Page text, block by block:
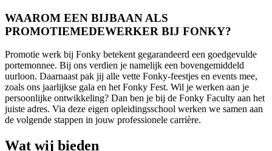
WAAROM EEN BIJBAAN ALS
PROMOTIEMEDEWERKER BIJ FONKY?
Promotie werk bij Fonky betekent gegarandeerd een goedgevulde
portemonnee. Bij ons verdien je namelijk een bovengemiddeld
uurloon. Daarnaast pak jij alle vette Fonky-feestjes en events mee,
zoals ons jaarlijkse gala en het Fonky Fest. Wil je werken aan je
persoonlijke ontwikkeling? Dan ben je bij de Fonky Faculty aan het
juiste adres. Via deze eigen opleidingsschool werken we samen aan
de volgende stappen in jouw professionele carrière.
Wat wij bieden